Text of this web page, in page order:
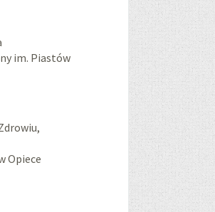
im. Piastów
Opiece